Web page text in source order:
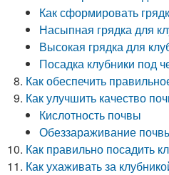
Как сформировать
Насыпная грядка для
Высокая грядка для
Посадка клубники под
Как обеспечить
Как улучшить качество
Кислотность почвы
Обеззараживание
Как правильно посадить
Как ухаживать за